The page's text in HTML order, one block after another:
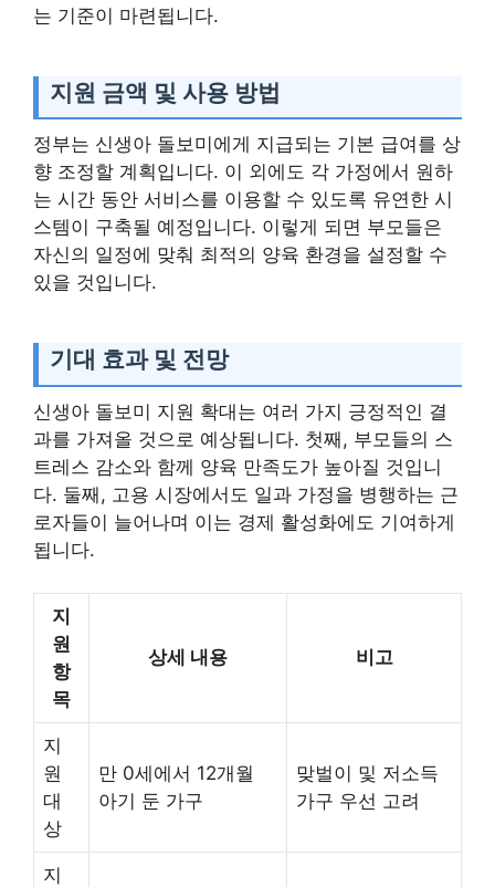
는 기준이 마련됩니다.
지원 금액 및 사용 방법
정부는 신생아 돌보미에게 지급되는 기본 급여를 상
향 조정할 계획입니다. 이 외에도 각 가정에서 원하
는 시간 동안 서비스를 이용할 수 있도록 유연한 시
스템이 구축될 예정입니다. 이렇게 되면 부모들은
자신의 일정에 맞춰 최적의 양육 환경을 설정할 수
있을 것입니다.
기대 효과 및 전망
신생아 돌보미 지원 확대는 여러 가지 긍정적인 결
과를 가져올 것으로 예상됩니다. 첫째, 부모들의 스
트레스 감소와 함께 양육 만족도가 높아질 것입니
다. 둘째, 고용 시장에서도 일과 가정을 병행하는 근
로자들이 늘어나며 이는 경제 활성화에도 기여하게
됩니다.
지
원
항
목
상세 내용 비고
지
원
대
상
만 0세에서 12개월
아기 둔 가구
맞벌이 및 저소득
가구 우선 고려
지